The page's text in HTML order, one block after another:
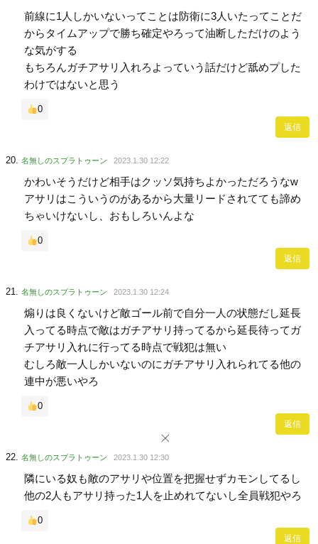
前線に1人しかいないってことは防衛に3人いたってことだ
からタイムアップで勝ち確定やろって油断しただけのよう
な気がする
もちろんガチアサリ入れろよっていう話だけど舐めプした
わけではないと思う
0
返信
名無しのスプラトゥーン 2023.1.30 12:22
かわいそうだけど相手はクッソ気持ちよかっただろうなw
アサリはこういうのがあるから大量リードされてても諦め
ちゃいけないし、おもしろいんよな
0
返信
名無しのスプラトゥーン 2023.1.30 12:24
煽りは良くないけど敵ゴール前で自分一人の状態だし延長
入ってる時点で敵はガチアサリ持ってるから延長待ってガ
チアサリ入れに行ってる時点で戦犯は無い
むしろ敵一人しかいないのにガチアサリ入れられてる他の
連中が悪いやろ
0
返信
名無しのスプラトゥーン 2023.1.30 12:30
隣にいる奴も敵のアサリや位置を把握せずカモンしてるし
他の2人もアサリ持った1人を止めれてないし全員戦犯やろ
0
返信